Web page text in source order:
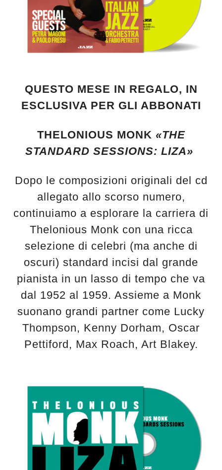
QUESTO MESE IN REGALO, IN
ESCLUSIVA PER GLI ABBONATI
THELONIOUS MONK «THE
STANDARD SESSIONS: LIZA»
Dopo le composizioni originali del cd
allegato allo scorso numero,
continuiamo a esplorare la carriera di
Thelonious Monk con una ricca
selezione di celebri (ma anche di
oscuri) standard incisi dal grande
pianista in un lasso di tempo che va
dal 1952 al 1959. Assieme a Monk
suonano grandi partner come Lucky
Thompson, Kenny Dorham, Oscar
Pettiford, Max Roach, Art Blakey.